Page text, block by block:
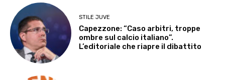
STILE JUVE
Capezzone: “Caso arbitri, troppe
ombre sul calcio italiano”.
L’editoriale che riapre il dibattito